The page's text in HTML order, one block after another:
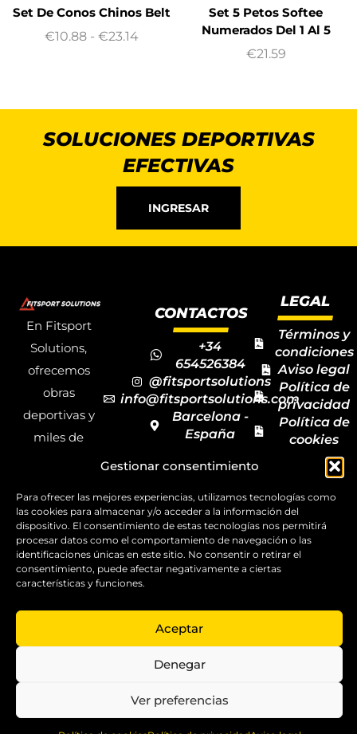
Gestionar consentimiento
Para ofrecer las mejores experiencias, utilizamos tecnologías como
las cookies para almacenar y/o acceder a la información del
dispositivo. El consentimiento de estas tecnologías nos permitirá
procesar datos como el comportamiento de navegación o las
identificaciones únicas en este sitio. No consentir o retirar el
consentimiento, puede afectar negativamente a ciertas
características y funciones.
Aceptar
Denegar
Ver preferencias
Set De Conos Chinos Belt
€10.88 - €23.14
Set 5 Petos Softee
Numerados Del 1 Al 5
€21.59
SOLUCIONES DEPORTIVAS
EFECTIVAS
INGRESAR
En Fitsport
Solutions,
ofrecemos
obras
deportivas y
miles de
deportivos
para todas las
disciplinas,
garantizando
la calidad y el
servicio.
Copyright ©
Solutions
CONTACTOS
+34
654526384
@fitsportsolutions
info@fitsportsolutions.com
Barcelona -
España
de contacto
LEGAL
Términos y
condiciones
Aviso legal
Política de
privacidad
Política de
cookies
Mapa del
sitio